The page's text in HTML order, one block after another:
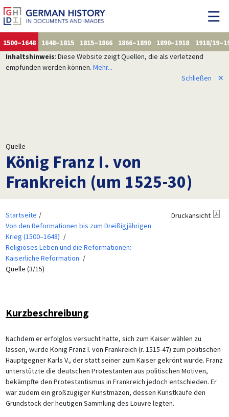
1500–1648 1648–1815 1815–1866 1866–1890 1890–1918
1918/
Inhaltshinweis: Diese Website zeigt Quellen, die als verletzend
empfunden werden können. Mehr...
Schließen
✕
Quelle
König Franz I. von
Frankreich (um 1525-30)
Startseite
Von den Reformationen bis zum Dreißigjährigen
Krieg (1500–1648)
Religiöses Leben und die Reformationen:
Kaiserliche Reformation
Quelle (3/15)
Druckansicht
Kurzbeschreibung
Nachdem er erfolglos versucht hatte, sich zum Kaiser wählen zu
lassen, wurde König Franz I. von Frankreich (r. 1515-47) zum politischen
Hauptgegner Karls V., der statt seiner zum Kaiser gekrönt wurde. Franz
unterstützte die deutschen Protestanten aus politischen Motiven,
bekämpfte den Protestantismus in Frankreich jedoch entschieden. Er
war zudem ein großzügiger Kunstmäzen, dessen Kunstkäufe den
Grundstock der heutigen Sammlung des Louvre legten.